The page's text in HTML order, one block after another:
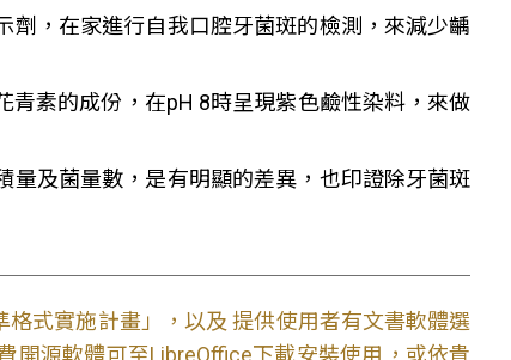
，在家進行自我口腔牙菌斑的檢測，來減少齲
素的成份，在pH 8時呈現紫色鹼性染料，來做
量及菌量數，是有明顯的差異，也印證除牙菌斑
格式實施計畫」，以及 提供使用者有文書軟體選
開源軟體可至LibreOffice下載安裝使用，或依貴